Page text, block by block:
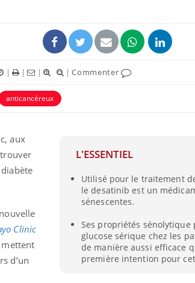
| | | |Commenter
anticancéreux
L'ESSENTIEL
Utilisé pour le traitement
le desatinib est un
sénescentes.
Ses propriétés
glucose sérique chez les
de manière aussi efficace
première intention pour
aux
Clinic
mettent
d’un
Cancer colorectal : une
stratégie simple aurait
basque
Chikungunya, dengue,
West Nile : que se passe-
t-il dans le sud de la